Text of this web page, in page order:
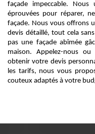
façade impeccable. Nous
éprouvées pour réparer,
façade. Nous vous offrons
devis détaillé, tout cela
pas une façade abîmée
maison. Appelez-nous
obtenir votre devis
les tarifs, nous vous
couteux adaptés à votre